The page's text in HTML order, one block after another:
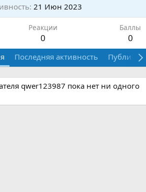
21 Июн 2023
Реакции
0
Баллы
0
Последняя активность
qwer123987 пока нет ни одного